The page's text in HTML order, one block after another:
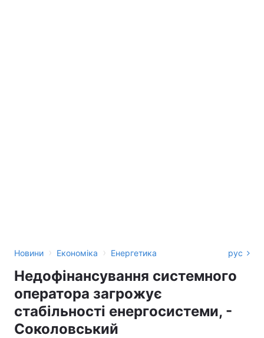
Новини › Економіка › Енергетика рус
Недофінансування системного
оператора загрожує
стабільності енергосистеми, -
Соколовський